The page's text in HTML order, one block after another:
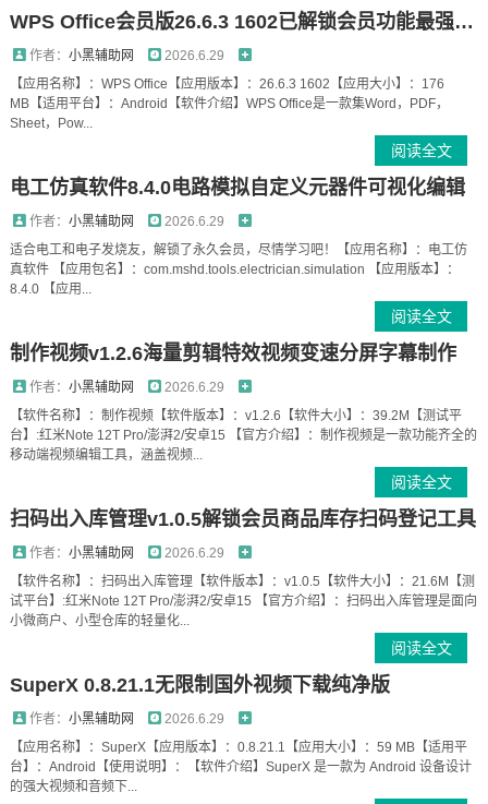
WPS Office会员版26.6.3 1602已解锁会员功能最强办公
作者： 小黑辅助网
2026.6.29
【应用名称】：WPS Office【应用版本】：26.6.3 1602【应用大小】：176
MB【适用平台】：Android【软件介绍】WPS Office是一款集Word，PDF，
Sheet，Pow...
阅读全文
电工仿真软件8.4.0电路模拟自定义元器件可视化编辑
作者： 小黑辅助网
2026.6.29
适合电工和电子发烧友，解锁了永久会员，尽情学习吧！【应用名称】：电工仿
真软件 【应用包名】：com.mshd.tools.electrician.simulation 【应用版本】：
8.4.0 【应用...
阅读全文
制作视频v1.2.6海量剪辑特效视频变速分屏字幕制作
作者： 小黑辅助网
2026.6.29
【软件名称】：制作视频【软件版本】：v1.2.6【软件大小】：39.2M【测试平
台】:红米Note 12T Pro/澎湃2/安卓15 【官方介绍】：制作视频是一款功能齐全的
移动端视频编辑工具，涵盖视频...
阅读全文
扫码出入库管理v1.0.5解锁会员商品库存扫码登记工具
作者： 小黑辅助网
2026.6.29
【软件名称】：扫码出入库管理【软件版本】：v1.0.5【软件大小】：21.6M【测
试平台】:红米Note 12T Pro/澎湃2/安卓15 【官方介绍】：扫码出入库管理是面向
小微商户、小型仓库的轻量化...
阅读全文
SuperX 0.8.21.1无限制国外视频下载纯净版
作者： 小黑辅助网
2026.6.29
【应用名称】：SuperX【应用版本】：0.8.21.1【应用大小】：59 MB【适用平
台】：Android【使用说明】：【软件介绍】SuperX 是一款为 Android 设备设计
的强大视频和音频下...